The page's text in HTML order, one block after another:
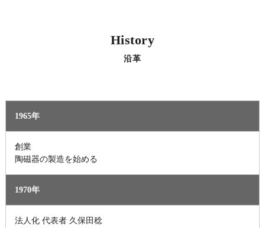
History
沿革
1965年
創業
​​​​​​​陶磁器の製造を始める
1970年
法人化 代表者 久保田稔